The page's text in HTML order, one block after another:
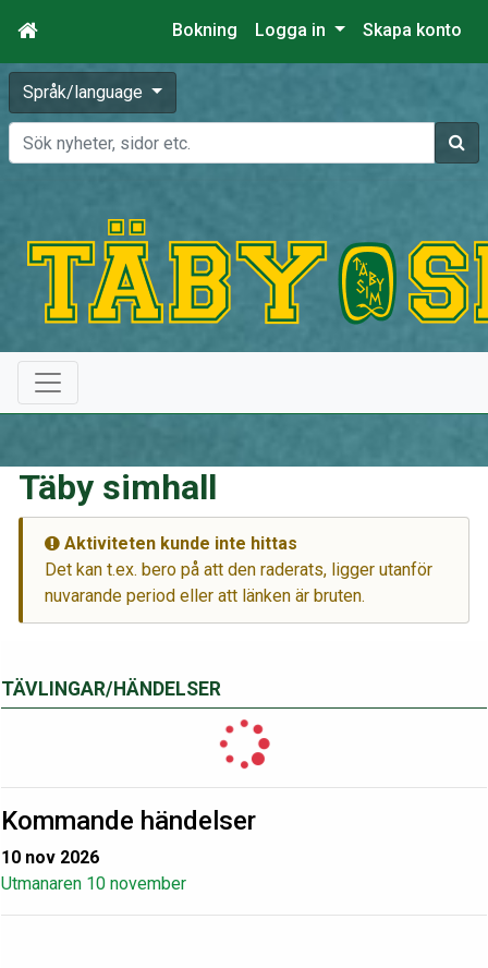
Bokning Logga in Skapa konto
Språk/language
Sök
TÄVLINGAR/HÄNDELSER
Kommande händelser
10 nov 2026
Utmanaren 10 november
Täby simhall
Aktiviteten kunde inte hittas
Det kan t.ex. bero på att den raderats, ligger utanför
nuvarande period eller att länken är bruten.